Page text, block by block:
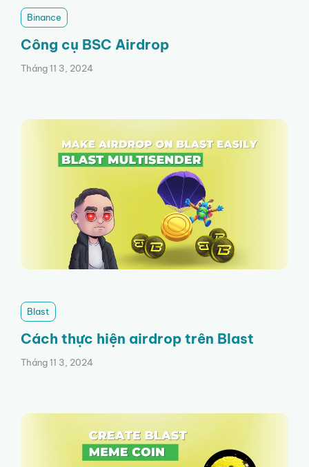
Binance
Công cụ BSC Airdrop
Tháng 11 3, 2024
Blast
Cách thực hiện airdrop trên Blast
Tháng 11 3, 2024